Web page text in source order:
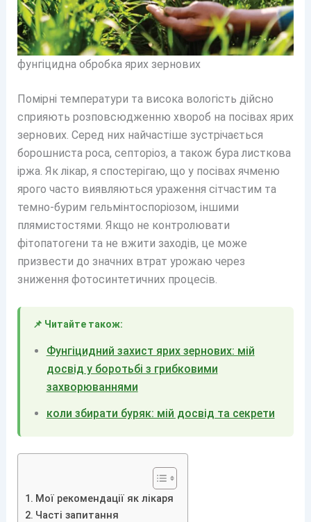
фунгіцидна обробка ярих зернових
Помірні температури та висока вологість дійсно
сприяють розповсюдженню хвороб на посівах ярих
зернових. Серед них найчастіше зустрічається
борошниста роса, септоріоз, а також бура листкова
іржа. Як лікар, я спостерігаю, що у посівах ячменю
ярого часто виявляються ураження сітчастим та
темно-бурим гельмінтоспоріозом, іншими
плямистостями. Якщо не контролювати
фітопатогени та не вжити заходів, це може
призвести до значних втрат урожаю через
зниження фотосинтетичних процесів.
📌 Читайте також:
Фунгіцидний захист ярих зернових: мій
досвід у боротьбі з грибковими
захворюваннями
коли збирати буряк: мій досвід та секрети
Мої рекомендації як лікаря
Часті запитання